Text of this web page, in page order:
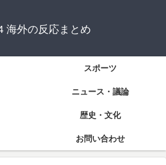
海外の反応まとめ
スポーツ
ニュース・議論
歴史・文化
お問い合わせ